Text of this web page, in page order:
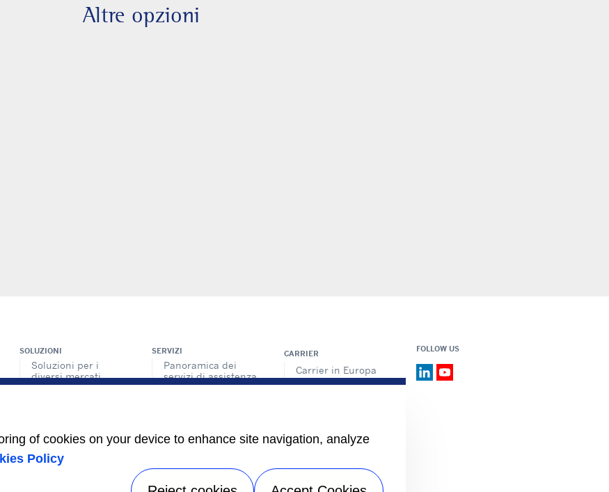
Altre opzioni
SOLUZIONI
Soluzioni per i
diversi mercati
Soluzioni di
Decarbonizzazione
SERVIZI
Panoramica dei
servizi di assistenza
Fornitori
CARRIER
Carrier in Europa
Valori fondamentali
Speak Up
FOLLOW US
of cookies on your device to enhance site navigation, analyze
Policy